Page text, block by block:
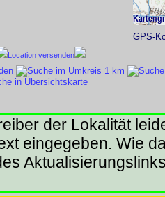
GPS-
Location versenden
der Lokalität
eingegeben. Wie